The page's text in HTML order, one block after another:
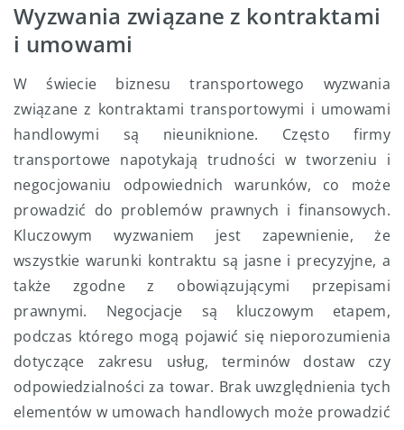
Wyzwania związane z kontraktami
i umowami
W świecie biznesu transportowego wyzwania
związane z kontraktami transportowymi i umowami
handlowymi są nieuniknione. Często firmy
transportowe napotykają trudności w tworzeniu i
negocjowaniu odpowiednich warunków, co może
prowadzić do problemów prawnych i finansowych.
Kluczowym wyzwaniem jest zapewnienie, że
wszystkie warunki kontraktu są jasne i precyzyjne, a
także zgodne z obowiązującymi przepisami
prawnymi. Negocjacje są kluczowym etapem,
podczas którego mogą pojawić się nieporozumienia
dotyczące zakresu usług, terminów dostaw czy
odpowiedzialności za towar. Brak uwzględnienia tych
elementów w umowach handlowych może prowadzić